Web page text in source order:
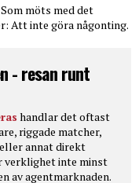
möts med det
Att inte göra någonting.
- resan runt
handlar det oftast
riggade matcher,
annat direkt
verklighet inte minst
av agentmarknaden.